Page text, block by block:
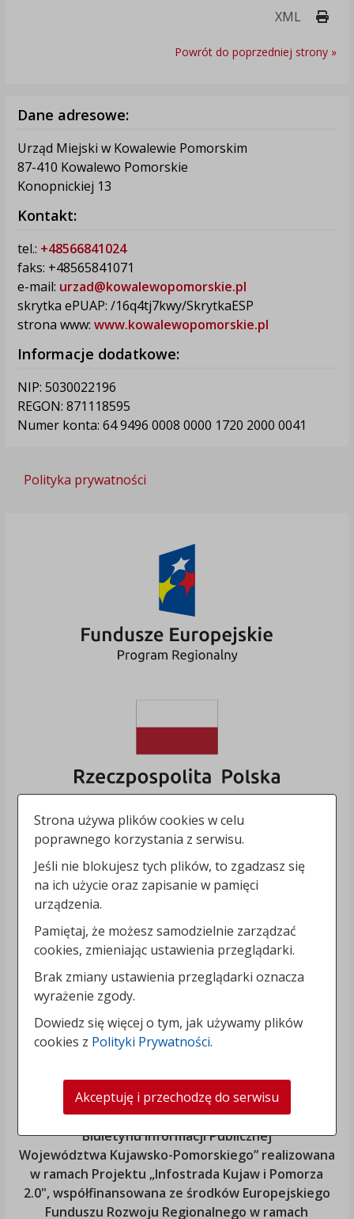
XML
Powrót do poprzedniej strony »
Dane adresowe:
Urząd Miejski w Kowalewie Pomorskim
87-410 Kowalewo Pomorskie
Konopnickiej 13
Kontakt:
tel.: +48566841024
faks: +48565841071
e-mail: urzad@kowalewopomorskie.pl
skrytka ePUAP: /16q4tj7kwy/SkrytkaESP
strona www: www.kowalewopomorskie.pl
Informacje dodatkowe:
NIP: 5030022196
REGON: 871118595
Numer konta: 64 9496 0008 0000 1720 2000 0041
Polityka prywatności
„Rozbudowa i modernizacja Systemu Regionalnego
Biuletynu Informacji Publicznej
Województwa Kujawsko-Pomorskiego” realizowana
w ramach Projektu „Infostrada Kujaw i Pomorza
2.0", współfinansowana ze środków Europejskiego
Funduszu Rozwoju Regionalnego w ramach
Strona używa plików cookies w celu
poprawnego korzystania z serwisu.
Jeśli nie blokujesz tych plików, to zgadzasz się
na ich użycie oraz zapisanie w pamięci
urządzenia.
Pamiętaj, że możesz samodzielnie zarządzać
cookies, zmieniając ustawienia przeglądarki.
Brak zmiany ustawienia przeglądarki oznacza
wyrażenie zgody.
Dowiedz się więcej o tym, jak używamy plików
cookies z Polityki Prywatności.
Akceptuję i przechodzę do serwisu